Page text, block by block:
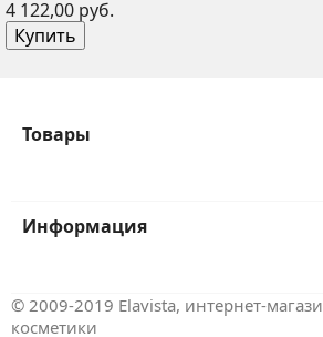
4 122,00 руб.
Купить
Товары
Информация
© 2009-2019 Elavista, интернет-
косметики